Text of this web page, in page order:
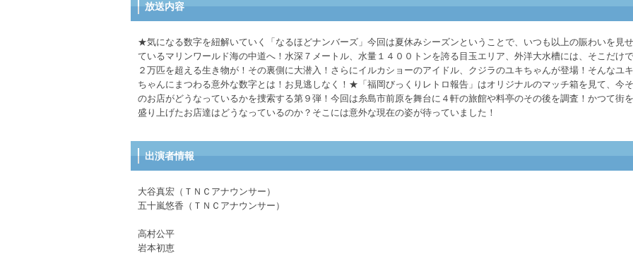
放送内容
★気になる数字を紐解いていく「なるほどナンバーズ」今回は夏休みシーズンということで、いつも以上の賑わいを見せ
ているマリンワールド海の中道へ！水深７メートル、水量１４００トンを誇る目玉エリア、外洋大水槽には、そこだけで
２万匹を超える生き物が！その裏側に大潜入！さらにイルカショーのアイドル、クジラのユキちゃんが登場！そんなユキ
ちゃんにまつわる意外な数字とは！お見逃しなく！★「福岡びっくりレトロ報告」はオリジナルのマッチ箱を見て、今そ
のお店がどうなっているかを捜索する第９弾！今回は糸島市前原を舞台に４軒の旅館や料亭のその後を調査！かつて街を
盛り上げたお店達はどうなっているのか？そこには意外な現在の姿が待っていました！
出演者情報
大谷真宏（ＴＮＣアナウンサー）
五十嵐悠香（ＴＮＣアナウンサー）
高村公平
岩本初恵